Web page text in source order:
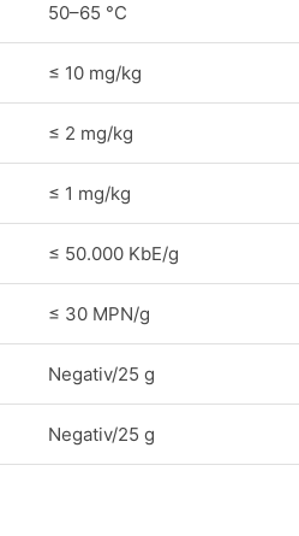
50–65 °C
≤ 10 mg/kg
≤ 2 mg/kg
≤ 1 mg/kg
≤ 50.000 KbE/g
≤ 30 MPN/g
Negativ/25 g
Negativ/25 g